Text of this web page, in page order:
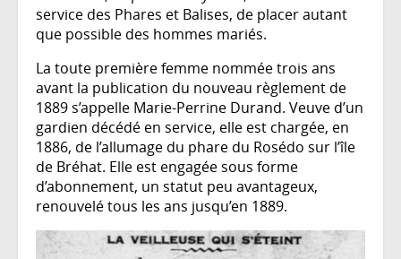
service des Phares et Balises, de placer autant
que possible des hommes mariés.
La toute première femme nommée trois ans
avant la publication du nouveau règlement de
1889 s’appelle Marie-Perrine Durand. Veuve d’un
gardien décédé en service, elle est chargée, en
1886, de l’allumage du phare du Rosédo sur l’île
de Bréhat. Elle est engagée sous forme
d’abonnement, un statut peu avantageux,
renouvelé tous les ans jusqu’en 1889.